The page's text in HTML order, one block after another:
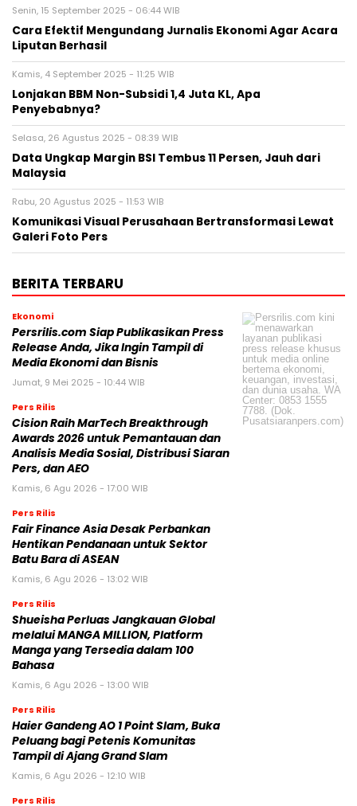
Selasa, 26 Agustus 2025 - 08:39 WIB
Data Ungkap Margin BSI Tembus 11 Persen, Jauh dari
Malaysia
Rabu, 20 Agustus 2025 - 11:53 WIB
Komunikasi Visual Perusahaan Bertransformasi Lewat
Galeri Foto Pers
BERITA TERBARU
Ekonomi
Persrilis.com Siap Publikasikan Press
Release Anda, Jika Ingin Tampil di
Media Ekonomi dan Bisnis
Pers Rilis
Awards 2026 untuk Pemantauan dan
Analisis Media Sosial, Distribusi Siaran
Pers, dan AEO
Kamis, 6 Agu 2026 - 17:00 WIB
Fair Finance Asia Desak Perbankan
Hentikan Pendanaan untuk Sektor
Batu Bara di ASEAN
Kamis, 6 Agu 2026 - 13:02 WIB
Pers Rilis
melalui MANGA MILLION, Platform
Manga yang Tersedia dalam 100
Bahasa
Kamis, 6 Agu 2026 - 13:00 WIB
Haier Gandeng AO 1 Point Slam, Buka
Peluang bagi Petenis Komunitas
Tampil di Ajang Grand Slam
Kamis, 6 Agu 2026 - 12:10 WIB
Pers Rilis
WtE di Indonesia, Percepat Ekspansi
Global
Kamis, 6 Agu 2026 - 12:08 WIB